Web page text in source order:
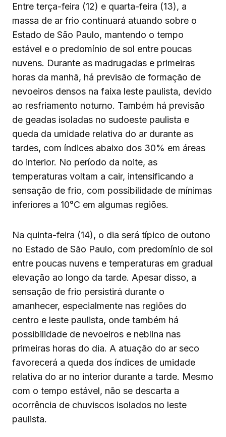
Entre terça-feira (12) e quarta-feira (13), a
massa de ar frio continuará atuando sobre o
Estado de São Paulo, mantendo o tempo
estável e o predomínio de sol entre poucas
nuvens. Durante as madrugadas e primeiras
horas da manhã, há previsão de formação de
nevoeiros densos na faixa leste paulista, devido
ao resfriamento noturno. Também há previsão
de geadas isoladas no sudoeste paulista e
queda da umidade relativa do ar durante as
tardes, com índices abaixo dos 30% em áreas
do interior. No período da noite, as
temperaturas voltam a cair, intensificando a
sensação de frio, com possibilidade de mínimas
inferiores a 10°C em algumas regiões.
Na quinta-feira (14), o dia será típico de outono
no Estado de São Paulo, com predomínio de sol
entre poucas nuvens e temperaturas em gradual
elevação ao longo da tarde. Apesar disso, a
sensação de frio persistirá durante o
amanhecer, especialmente nas regiões do
centro e leste paulista, onde também há
possibilidade de nevoeiros e neblina nas
primeiras horas do dia. A atuação do ar seco
favorecerá a queda dos índices de umidade
relativa do ar no interior durante a tarde. Mesmo
com o tempo estável, não se descarta a
ocorrência de chuviscos isolados no leste
paulista.